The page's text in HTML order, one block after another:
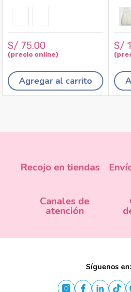
S/ 75.00
Agregar al carrito
S/
Recojo en tiendas
Canales de
atención
Síguenos en: